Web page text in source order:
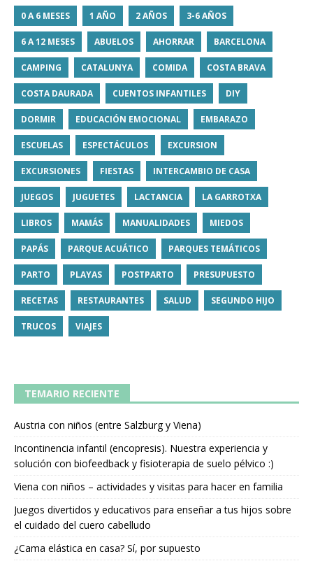
0 A 6 MESES 1 AÑO 2 AÑOS 3-6 AÑOS
6 A 12 MESES ABUELOS AHORRAR BARCELONA
CAMPING CATALUNYA COMIDA COSTA BRAVA
COSTA DAURADA CUENTOS INFANTILES DIY
DORMIR EDUCACIÓN EMOCIONAL EMBARAZO
ESCUELAS ESPECTÁCULOS EXCURSION
EXCURSIONES FIESTAS INTERCAMBIO DE CASA
JUEGOS JUGUETES LACTANCIA LA GARROTXA
LIBROS MAMÁS MANUALIDADES MIEDOS
PAPÁS PARQUE ACUÁTICO PARQUES TEMÁTICOS
PARTO PLAYAS POSTPARTO PRESUPUESTO
RECETAS RESTAURANTES SALUD SEGUNDO HIJO
TRUCOS VIAJES
TEMARIO RECIENTE
Austria con niños (entre Salzburg y Viena)
Incontinencia infantil (encopresis). Nuestra experiencia y
solución con biofeedback y fisioterapia de suelo pélvico :)
Viena con niños – actividades y visitas para hacer en familia
Juegos divertidos y educativos para enseñar a tus hijos sobre
el cuidado del cuero cabelludo
¿Cama elástica en casa? Sí, por supuesto